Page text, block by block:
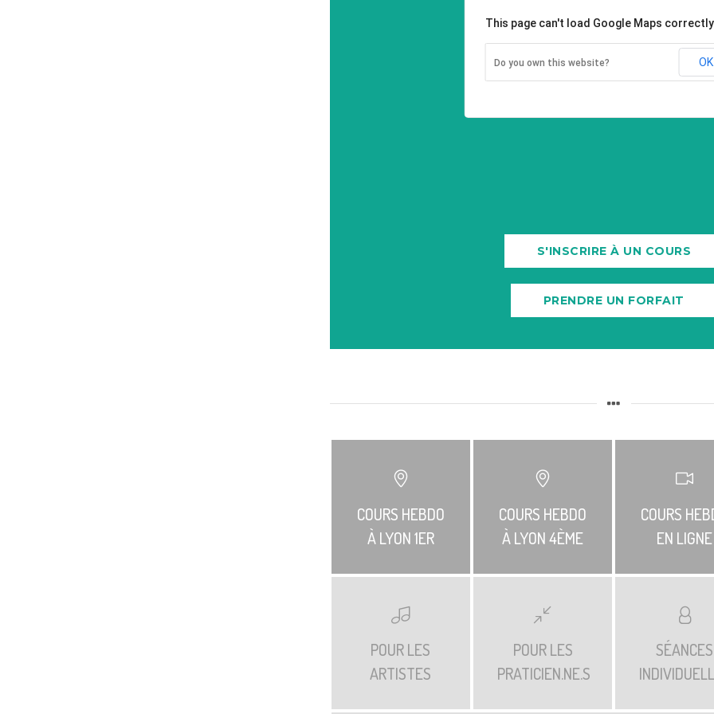
This page can't load Google Maps
Do you own this website? OK
S'INSCRIRE À UN COURS
PRENDRE UN FORFAIT
COURS HEBDO
À LYON 1ER
COURS HEBDO
À LYON 4ÈME
COURS
EN LIGNE
POUR LES
ARTISTES
POUR LES
PRATICIEN.NE.S
SÉANCES